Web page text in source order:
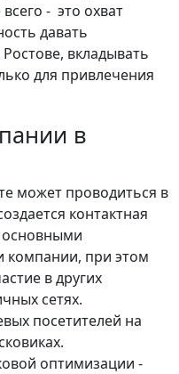
- это охват
давать
вкладывать
для привлечения
в
может проводиться в
контактная
основными
компании, при этом
в других
сетях.
посетителей на
оптимизации -